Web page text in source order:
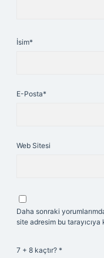
İsim*
E-Posta*
Web Sitesi
Daha sonraki
site adresim bu
7 + 8 kaçtır? *